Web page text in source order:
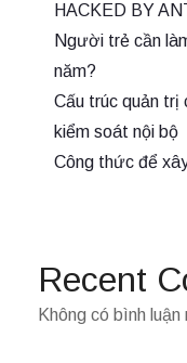
HACKED BY
Người trẻ cần
năm?
Cấu trúc quản trị
kiểm soát nội bộ
Công thức để
Recent
Không có bình